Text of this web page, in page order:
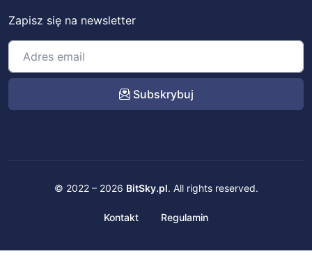
Zapisz się na newsletter
Subskrybuj
© 2022 – 2026 BitSky.pl. All rights reserved.
Kontakt Regulamin